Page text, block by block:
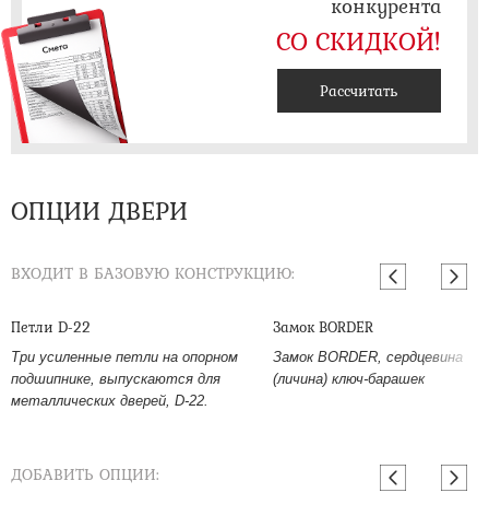
СО СКИДКОЙ!
Рассчитать
ОПЦИИ ДВЕРИ
ВХОДИТ В БАЗОВУЮ КОНСТРУКЦИЮ:
Петли D-22
Три усиленные петли на опорном
подшипнике, выпускаются для
металлических дверей, D-22.
Замок BORDER
Замок BORDER, сердцевина
(личина) ключ-барашек
ДОБАВИТЬ ОПЦИИ: